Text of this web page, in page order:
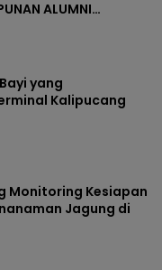
ALUMNI
AL-FALAH
yang
Kalipucang
Monitoring Kesiapan
Jagung di